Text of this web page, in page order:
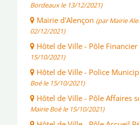
Bordeaux le 13/12/2021)
Mairie d'Alençon (par Mairie
02/12/2021)
Hôtel de Ville - Pôle Financier
15/10/2021)
Hôtel de Ville - Police
Boé le 15/10/2021)
Hôtel de Ville - Pôle Affaires
Mairie Boé le 15/10/2021)